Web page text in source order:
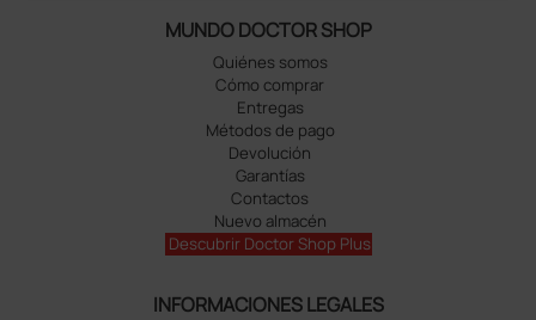
MUNDO DOCTOR SHOP
Quiénes somos
Cómo comprar
Entregas
Métodos de pago
Devolución
Garantías
Contactos
Nuevo almacén
Descubrir Doctor Shop Plus
INFORMACIONES LEGALES